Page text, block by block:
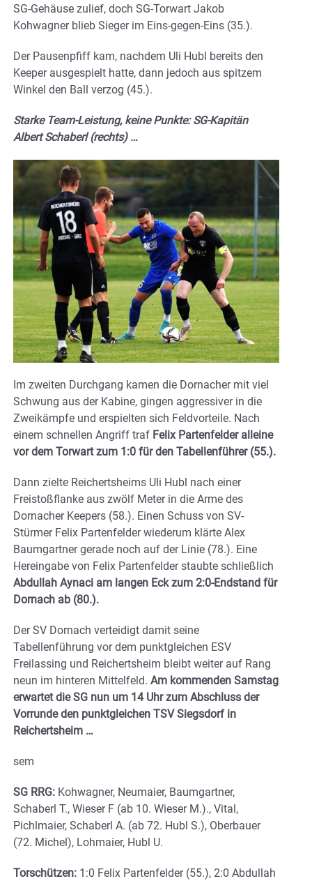
SG-Gehäuse zulief, doch SG-Torwart Jakob
Kohwagner blieb Sieger im Eins-gegen-Eins (35.).
Der Pausenpfiff kam, nachdem Uli Hubl bereits den
Keeper ausgespielt hatte, dann jedoch aus spitzem
Winkel den Ball verzog (45.).
Starke Team-Leistung, keine Punkte: SG-Kapitän
Albert Schaberl (rechts) …
Im zweiten Durchgang kamen die Dornacher mit viel
Schwung aus der Kabine, gingen aggressiver in die
Zweikämpfe und erspielten sich Feldvorteile. Nach
einem schnellen Angriff traf Felix Partenfelder alleine
vor dem Torwart zum 1:0 für den Tabellenführer (55.).
Dann zielte Reichertsheims Uli Hubl nach einer
Freistoßflanke aus zwölf Meter in die Arme des
Dornacher Keepers (58.). Einen Schuss von SV-
Stürmer Felix Partenfelder wiederum klärte Alex
Baumgartner gerade noch auf der Linie (78.). Eine
Hereingabe von Felix Partenfelder staubte schließlich
Abdullah Aynaci am langen Eck zum 2:0-Endstand für
Dornach ab (80.).
Der SV Dornach verteidigt damit seine
Tabellenführung vor dem punktgleichen ESV
Freilassing und Reichertsheim bleibt weiter auf Rang
neun im hinteren Mittelfeld. Am kommenden Samstag
erwartet die SG nun um 14 Uhr zum Abschluss der
Vorrunde den punktgleichen TSV Siegsdorf in
Reichertsheim …
sem
SG RRG: Kohwagner, Neumaier, Baumgartner,
Schaberl T., Wieser F (ab 10. Wieser M.)., Vital,
Pichlmaier, Schaberl A. (ab 72. Hubl S.), Oberbauer
(72. Michel), Lohmaier, Hubl U.
Torschützen: 1:0 Felix Partenfelder (55.), 2:0 Abdullah